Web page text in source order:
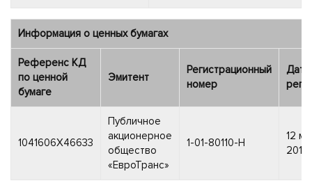
Информация о ценных бумагах
Референс КД
по ценной
бумаге
Эмитент
Регистрационный
номер
Дата
1041606X46633
Публичное
акционерное
общество
«ЕвроТранс»
1-01-80110-H
12
2013